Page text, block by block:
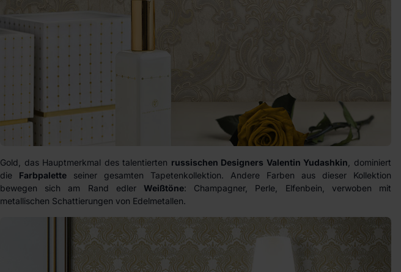
Gold, das Hauptmerkmal des talentierten russischen Designers Valentin Yudashkin , dominiert
die Farbpalette seiner gesamten Tapetenkollektion. Andere Farben aus dieser Kollektion
bewegen sich am Rand edler Weißtöne: Champagner, Perle, Elfenbein, verwoben mit
metallischen Schattierungen von Edelmetallen.